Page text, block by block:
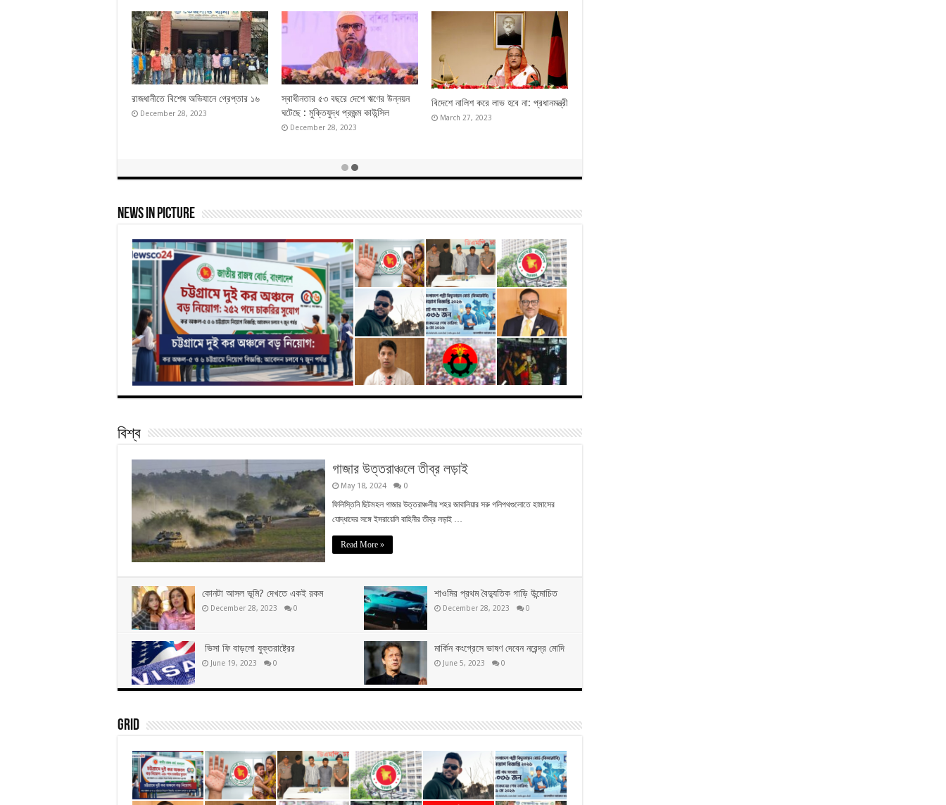
রাজধানীতে বিশেষ অভিযানে গ্রেপ্তার ১৬
December 28, 2023
স্বাধীনতার ৫৩ বছরে দেশে ঋণের উন্নয়ন
ঘটেছে : মুক্তিযুদ্ধ প্রজন্ম কাউন্সিল
December 28, 2023
বিদেশে নালিশ করে লাভ হবে না: প্রধানমন্ত্রী
March 27, 2023
News In Picture
বিশ্ব
গাজার উত্তরাঞ্চলে তীব্র লড়াই
May 18, 2024 0
ফিলিস্তিনি ছিটমহল গাজার উত্তরাঞ্চলীয় শহর জাবালিয়ার সরু গলিপথগুলোতে হামাসের
যোদ্ধাদের সঙ্গে ইসরায়েলি বাহিনীর তীব্র লড়াই …
Read More »
কোনটা আসল ভূমি? দেখতে একই রকম
December 28, 2023 0
শাওমির প্রথম বৈদ্যুতিক গাড়ি উন্মোচিত
December 28, 2023 0
ভিসা ফি বাড়লো যুক্তরাষ্ট্রের
June 19, 2023 0
মার্কিন কংগ্রেসে ভাষণ দেবেন নরেন্দ্র মোদি
June 5, 2023 0
Grid